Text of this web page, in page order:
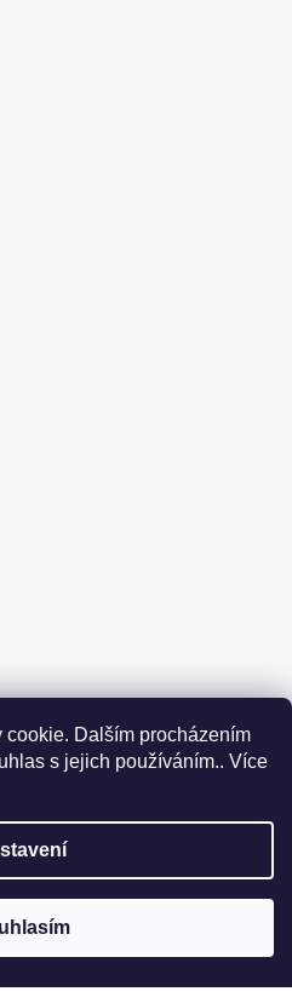
cookie. Dalším procházením
s jejich používáním.. Více